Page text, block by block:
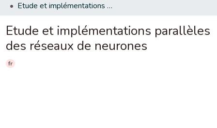
Etude et implémentations parallèles des réseaux de neurones
Etude et implémentations parallèles
des réseaux de neurones
fr